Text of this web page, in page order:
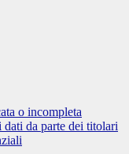
o incompleta
dati da parte dei titolari